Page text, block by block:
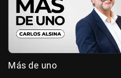
Más de uno